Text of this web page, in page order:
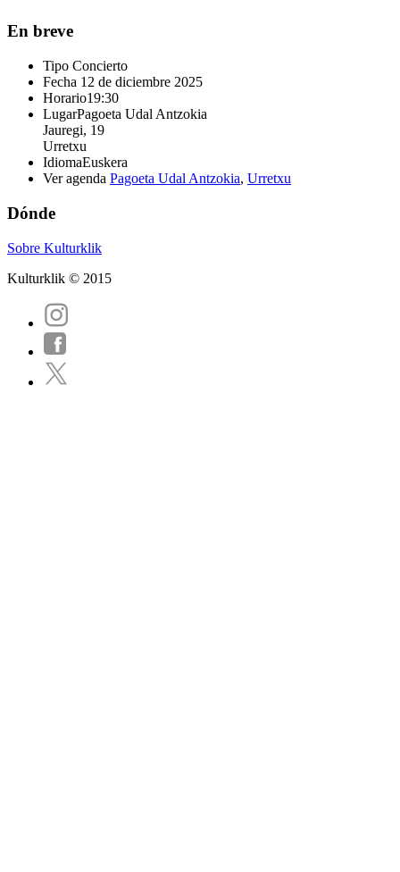
En breve
Tipo Concierto
Fecha 12 de diciembre 2025
Horario19:30
LugarPagoeta Udal Antzokia
Jauregi, 19
Urretxu
IdiomaEuskera
Ver agenda Pagoeta Udal Antzokia, Urretxu
Dónde
Sobre Kulturklik
Kulturklik © 2015